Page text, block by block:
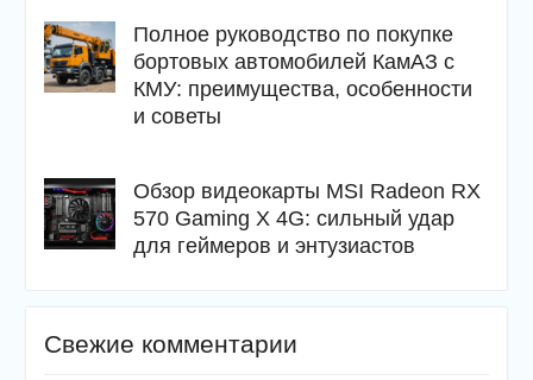
Полное руководство по покупке
бортовых автомобилей КамАЗ с
КМУ: преимущества, особенности
и советы
Обзор видеокарты MSI Radeon RX
570 Gaming X 4G: сильный удар
для геймеров и энтузиастов
Свежие комментарии